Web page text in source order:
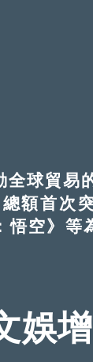
貿易的
額首次
悟空》